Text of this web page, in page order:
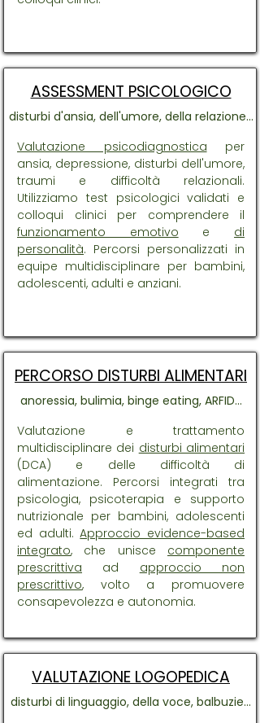
ASSESSMENT PSICOLOGICO
disturbi d'ansia, dell'umore, della relazione...
Valutazione psicodiagnostica per
ansia, depressione, disturbi dell'umore,
traumi e difficoltà relazionali.
Utilizziamo test psicologici validati e
colloqui clinici per comprendere il
funzionamento emotivo e di
personalità. Percorsi personalizzati in
equipe multidisciplinare per bambini,
adolescenti, adulti e anziani.
PERCORSO DISTURBI ALIMENTARI
anoressia, bulimia, binge eating, ARFID...
Valutazione e trattamento
multidisciplinare dei disturbi alimentari
(DCA) e delle difficoltà di
alimentazione. Percorsi integrati tra
psicologia, psicoterapia e supporto
nutrizionale per bambini, adolescenti
ed adulti.Approccio evidence-based
integrato, che unisce componente
prescrittiva ad approccio non
prescrittivo, volto a promuovere
consapevolezza e autonomia.
VALUTAZIONE LOGOPEDICA
disturbi di linguaggio, della voce, balbuzie...